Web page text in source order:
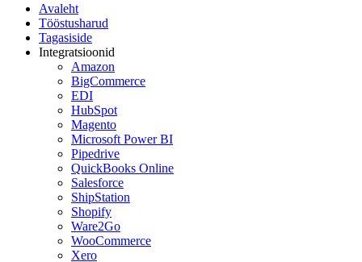
Avaleht
Tööstusharud
Tagasiside
Integratsioonid
Amazon
BigCommerce
EDI
HubSpot
Magento
Microsoft Power BI
Pipedrive
QuickBooks Online
Salesforce
ShipStation
Shopify
Ware2Go
WooCommerce
Xero